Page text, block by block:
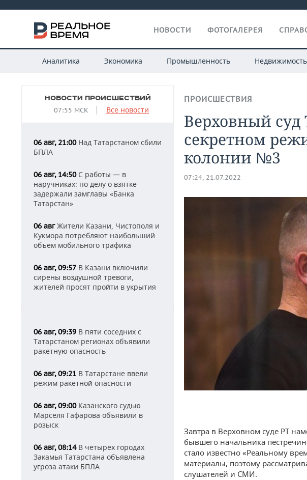
НОВОСТИ ФОТОГАЛЕРЕЯ
Аналитика Экономика Промышленность Недвижимость
НОВОСТИ ПРОИСШЕСТВИЙ
07:55 МСК Все новости
06 авг, 21:00Над Татарстаном сбили
БПЛА
06 авг, 14:50С работы — в
наручниках: по делу о взятке
задержали замглавы «Банка
Татарстан»
06 авгЖители Казани, Чистополя и
Кукмора потребляют наибольший
объем мобильного трафика
06 авг, 09:57 В Казани включили
сирены воздушной тревоги,
жителей просят пройти в укрытия
06 авг, 09:39 В пяти соседних с
Татарстаном регионах объявили
ракетную опасность
06 авг, 09:21 В Татарстане ввели
режим ракетной опасности
06 авг, 09:00Казанского судью
Марселя Гафарова объявили в
розыск
06 авг, 08:14В четырех городах
Закамья Татарстана объявлена
угроза атаки БПЛА
ПРОИСШЕСТВИЯ
Верховный суд
секретном
колонии №3
07:24, 21.07.2022
Завтра в Верховном суде РТ
бывшего начальника
стало известно «Реальному
материалы, поэтому
слушателей и СМИ.